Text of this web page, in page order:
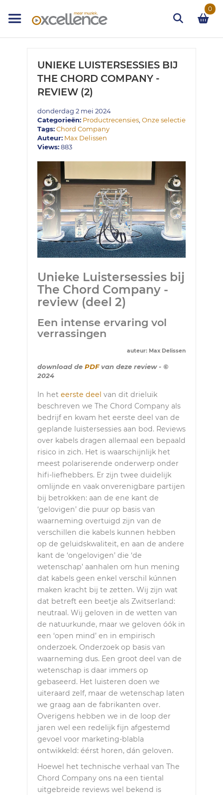
naar
de
0
Zoek
UNIEKE LUISTERSESSIES BIJ
THE CHORD COMPANY -
REVIEW (2)
donderdag 2 mei 2024
Categorieën: Productrecensies Onze selectie
Tags:Chord Company
Auteur: Max Delissen
Views:883
Unieke Luistersessies bij
The Chord Company -
review (deel 2)
Een intense ervaring vol
verrassingen
auteur: Max Delissen
download de PDFvan deze review - ©
2024
In het eerste deel van dit drieluik
beschreven we The Chord Company als
bedrijf en kwam het eerste deel van de
geplande luistersessies aan bod. Reviews
over kabels dragen allemaal een bepaald
risico in zich. Het is waarschijnlijk het
meest polariserende onderwerp onder
hifi-liefhebbers. Er zijn twee duidelijk
omlijnde en vaak onverenigbare partijen
bij betrokken: aan de ene kant de
‘gelovigen’ die puur op basis van
waarneming overtuigd zijn van de
verschillen die kabels kunnen hebben
op de geluidskwaliteit, en aan de andere
kant de ‘ongelovigen’ die ‘de
wetenschap’ aanhalen om hun mening
dat kabels geen enkel verschil kúnnen
maken kracht bij te zetten. Wij zijn wat
dat betreft een beetje als Zwitserland:
neutraal. Wij geloven in de wetten van
de natuurkunde, maar we geloven óók in
een ‘open mind’ en in empirisch
onderzoek. Onderzoek op basis van
waarneming dus. Een groot deel van de
wetenschap is daar immers op
gebaseerd. Het luisteren doen we
uiteraard zelf, maar de wetenschap laten
we graag aan de fabrikanten over.
Overigens hebben we in de loop der
jaren wel een redelijk fijn afgestemd
gevoel voor marketing-blabla
ontwikkeld: éérst horen, dán geloven.
Hoewel het technische verhaal van The
Chord Company ons na een tiental
uitgebreide reviews wel bekend is